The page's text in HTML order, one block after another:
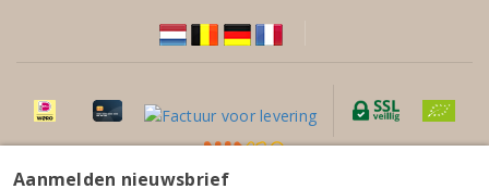
Aanmelden nieuwsbrief